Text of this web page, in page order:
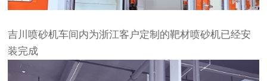
吉川喷砂机车间内为浙江客户定制的靶材喷砂机已经安
装完成